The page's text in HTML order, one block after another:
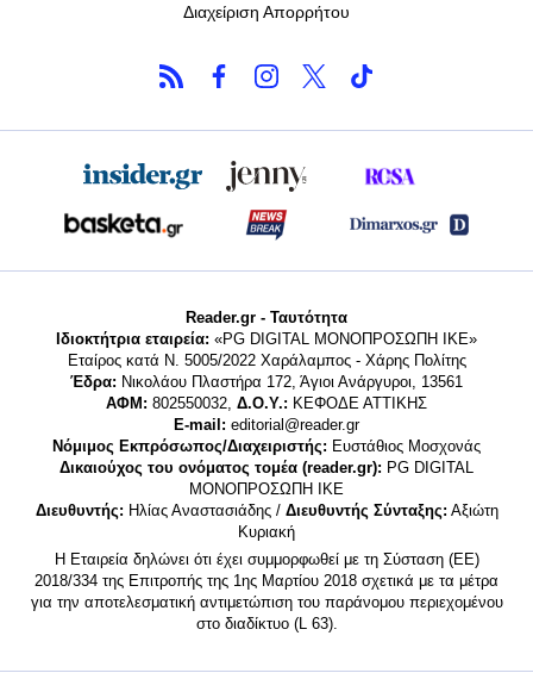
Διαχείριση Απορρήτου
Reader.gr - Ταυτότητα
Ιδιοκτήτρια εταιρεία: «PG DIGITAL MONΟΠΡΟΣΩΠΗ ΙΚΕ»
Εταίρος κατά Ν. 5005/2022 Χαράλαμπος - Χάρης Πολίτης
Έδρα: Νικολάου Πλαστήρα 172, Άγιοι Ανάργυροι, 13561
ΑΦΜ: 802550032, Δ.Ο.Υ.: ΚΕΦΟΔΕ ΑΤΤΙΚΗΣ
E-mail: editorial@reader.gr
Νόμιμος Εκπρόσωπος/Διαχειριστής: Ευστάθιος Μοσχονάς
Δικαιούχος του ονόματος τομέα (reader.gr): PG DIGITAL
MONΟΠΡΟΣΩΠΗ ΙΚΕ
Διευθυντής: Ηλίας Αναστασιάδης / Διευθυντής Σύνταξης: Αξιώτη
Κυριακή
Η Εταιρεία δηλώνει ότι έχει συμμορφωθεί με τη Σύσταση (ΕΕ)
2018/334 της Επιτροπής της 1ης Μαρτίου 2018 σχετικά με τα μέτρα
για την αποτελεσματική αντιμετώπιση του παράνομου περιεχομένου
στο διαδίκτυο (L 63).